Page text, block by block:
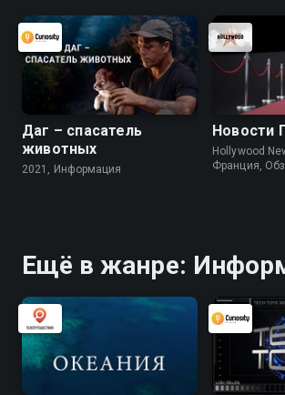
Даг – спасатель
животных
2021, Информация
Новости
Hollywood
Франция,
Ещё в жанре: